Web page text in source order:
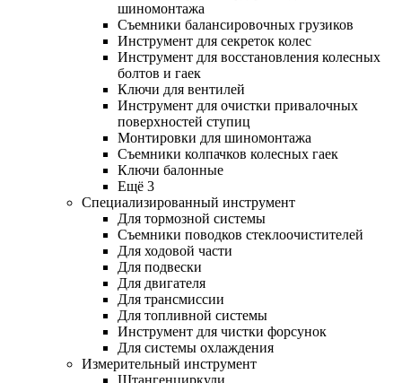
шиномонтажа
Съемники балансировочных грузиков
Инструмент для секреток колес
Инструмент для восстановления колесных
болтов и гаек
Ключи для вентилей
Инструмент для очистки привалочных
поверхностей ступиц
Монтировки для шиномонтажа
Съемники колпачков колесных гаек
Ключи балонные
Ещё 3
Специализированный инструмент
Для тормозной системы
Съемники поводков стеклоочистителей
Для ходовой части
Для подвески
Для двигателя
Для трансмиссии
Для топливной системы
Инструмент для чистки форсунок
Для системы охлаждения
Измерительный инструмент